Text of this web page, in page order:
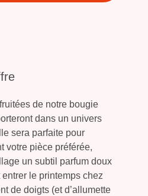
de notre bougie
dans un univers
sera parfaite pour
votre pièce préférée,
un subtil parfum doux
le printemps chez
de doigts (et d’allumette